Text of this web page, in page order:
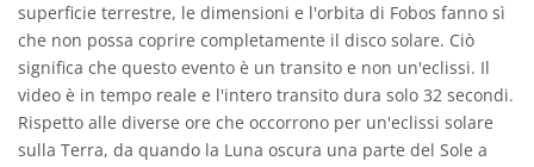
superficie terrestre, le dimensioni e l'orbita di Fobos fanno sì
che non possa coprire completamente il disco solare. Ciò
significa che questo evento è un transito e non un'eclissi. Il
video è in tempo reale e l'intero transito dura solo 32 secondi.
Rispetto alle diverse ore che occorrono per un'eclissi solare
sulla Terra, da quando la Luna oscura una parte del Sole a